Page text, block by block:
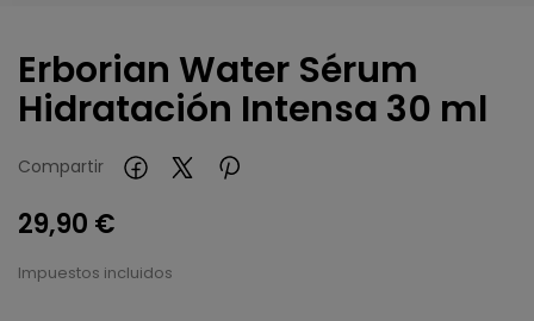
Erborian Water Sérum
Hidratación Intensa 30 ml
Compartir
29,90 €
Impuestos incluidos